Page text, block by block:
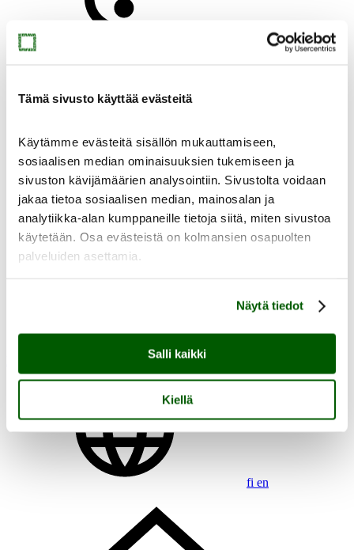
Tämä sivusto käyttää evästeitä
Käytämme evästeitä sisällön mukauttamiseen,
sosiaalisen median ominaisuuksien tukemiseen ja
sivuston kävijämäärien analysointiin. Sivustolta voidaan
jakaa tietoa sosiaalisen median, mainosalan ja
analytiikka-alan kumppaneille tietoja siitä, miten sivustoa
käytetään. Osa evästeistä on kolmansien osapuolten
palveluiden asettamia.
Näytä tiedot
Salli kaikki
Kiellä
Uutiset
fi en